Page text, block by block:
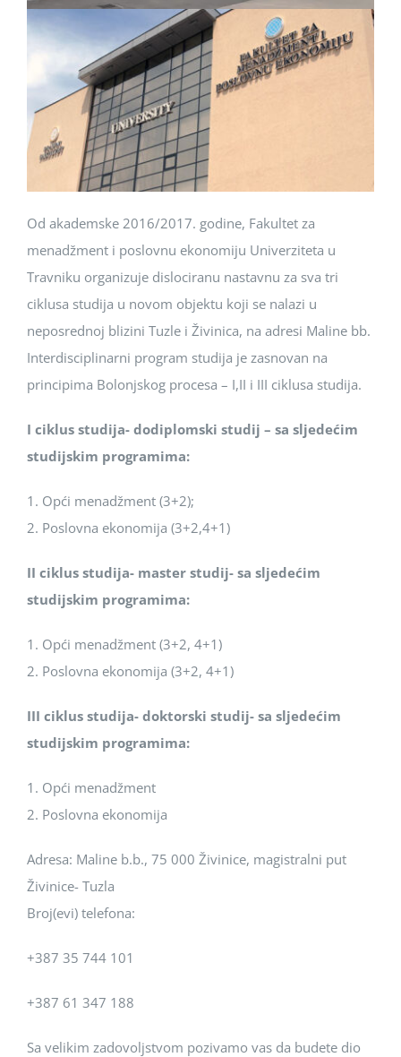
Od akademske 2016/2017. godine, Fakultet za
menadžment i poslovnu ekonomiju Univerziteta u
Travniku organizuje dislociranu nastavnu za sva tri
ciklusa studija u novom objektu koji se nalazi u
neposrednoj blizini Tuzle i Živinica, na adresi Maline bb.
Interdisciplinarni program studija je zasnovan na
principima Bolonjskog procesa – I,II i III ciklusa studija.
I ciklus studija- dodiplomski studij – sa sljedećim
studijskim programima:
1. Opći menadžment (3+2);
2. Poslovna ekonomija (3+2,4+1)
II ciklus studija- master studij- sa sljedećim
studijskim programima:
1. Opći menadžment (3+2, 4+1)
2. Poslovna ekonomija (3+2, 4+1)
III ciklus studija- doktorski studij- sa sljedećim
studijskim programima:
1. Opći menadžment
2. Poslovna ekonomija
Adresa: Maline b.b., 75 000 Živinice, magistralni put
Živinice- Tuzla
Broj(evi) telefona:
+387 35 744 101
+387 61 347 188
Sa velikim zadovoljstvom pozivamo vas da budete dio